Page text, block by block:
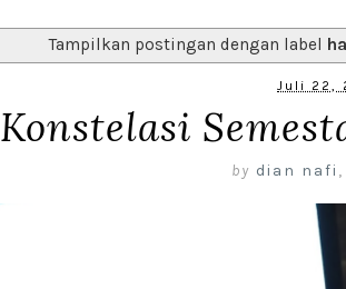
Tampilkan postingan dengan label
Juli 22,
Konstelasi
by dian nafi ,